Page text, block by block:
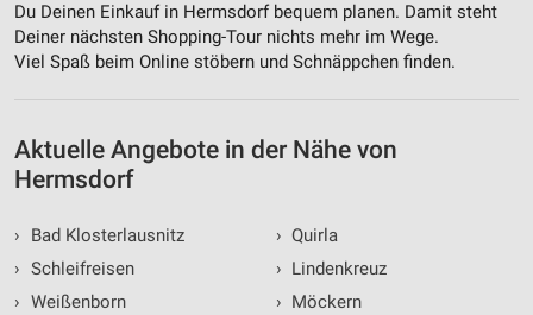
Du Deinen Einkauf in Hermsdorf bequem planen. Damit steht
Deiner nächsten Shopping-Tour nichts mehr im Wege.
Viel Spaß beim Online stöbern und Schnäppchen finden.
Aktuelle Angebote in der Nähe von
Hermsdorf
›
Bad Klosterlausnitz
› Schleifreisen
› Weißenborn
› Quirla
› Lindenkreuz
› Möckern
IAB-Besonderheiten:
Verwendung genauer Standortdaten
Nicht-IAB-Verarbeitungszwecke:
Performance
Funktional